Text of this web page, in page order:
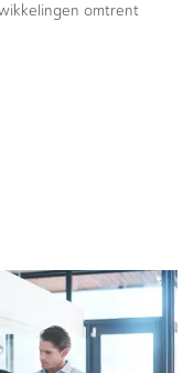
omtrent